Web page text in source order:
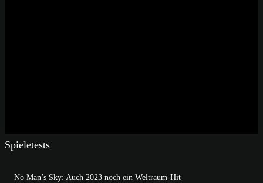
Spieletests
No Man’s Sky: Auch 2023 noch ein Weltraum-Hit